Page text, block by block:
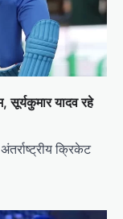
यादव रहे
क्रिकेट